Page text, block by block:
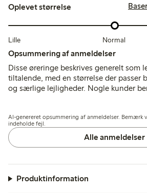
Oplevet størrelse
Lille Normal
Opsummering af anmeldelser
Disse øreringe beskrives generelt som
tiltalende, med en størrelse der passer
og særlige lejligheder. Nogle kunder
med pasform og stabilitet på øret
AI-genereret opsummering af anmeldelser. Bemærk
indeholde fejl.
Alle anmeldelser
Produktinformation